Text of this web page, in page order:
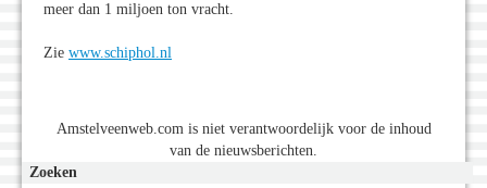
meer dan 1 miljoen ton vracht.
Zie www.schiphol.nl
Amstelveenweb.com is niet verantwoordelijk voor de inhoud
van de nieuwsberichten.
Zoeken